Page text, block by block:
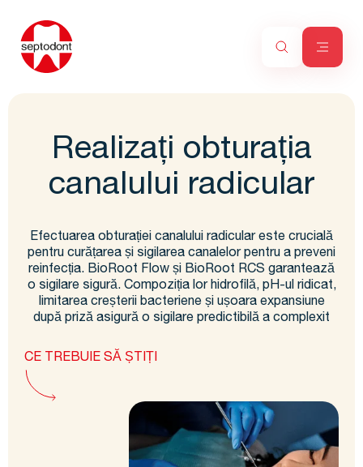
Realizați obturația
canalului radicular
Efectuarea obturației canalului radicular este crucială
pentru curățarea și sigilarea canalelor pentru a preveni
reinfecția. BioRoot Flow și BioRoot RCS garantează
o sigilare sigură. Compoziția lor hidrofilă, pH-ul ridicat,
limitarea creșterii bacteriene și ușoara expansiune
după priză asigură o sigilare predictibilă a complexit
CE TREBUIE SĂ ȘTIȚI